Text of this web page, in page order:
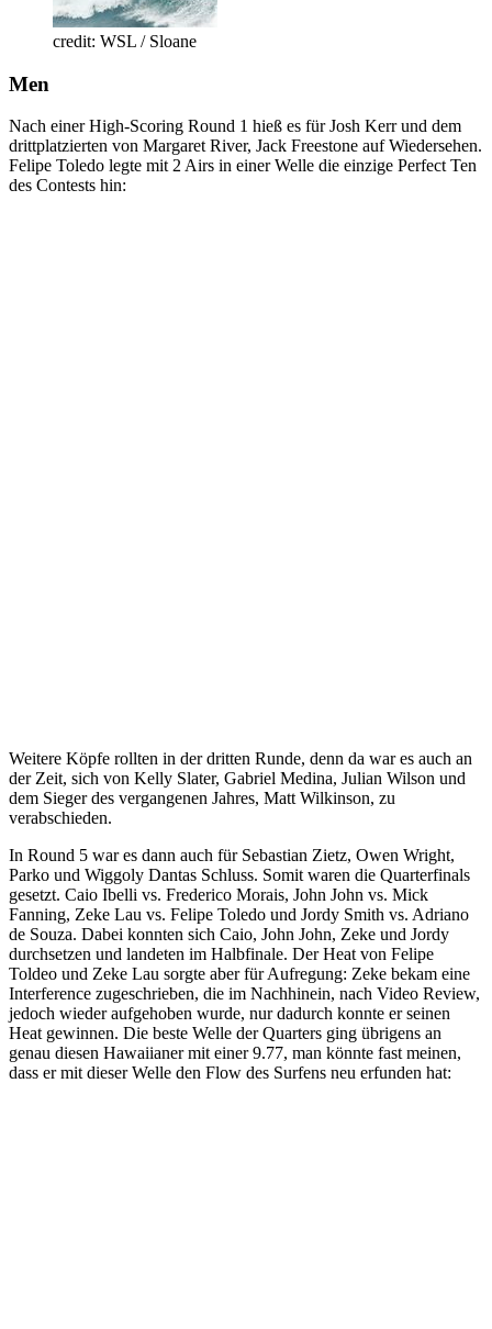
credit: WSL / Sloane
Men
Nach einer High-Scoring Round 1 hieß es für Josh Kerr und dem
drittplatzierten von Margaret River, Jack Freestone auf Wiedersehen.
Felipe Toledo legte mit 2 Airs in einer Welle die einzige Perfect Ten
des Contests hin:
Weitere Köpfe rollten in der dritten Runde, denn da war es auch an
der Zeit, sich von Kelly Slater, Gabriel Medina, Julian Wilson und
dem Sieger des vergangenen Jahres, Matt Wilkinson, zu
verabschieden.
In Round 5 war es dann auch für Sebastian Zietz, Owen Wright,
Parko und Wiggoly Dantas Schluss. Somit waren die Quarterfinals
gesetzt. Caio Ibelli vs. Frederico Morais, John John vs. Mick
Fanning, Zeke Lau vs. Felipe Toledo und Jordy Smith vs. Adriano
de Souza. Dabei konnten sich Caio, John John, Zeke und Jordy
durchsetzen und landeten im Halbfinale. Der Heat von Felipe
Toldeo und Zeke Lau sorgte aber für Aufregung: Zeke bekam eine
Interference zugeschrieben, die im Nachhinein, nach Video Review,
jedoch wieder aufgehoben wurde, nur dadurch konnte er seinen
Heat gewinnen. Die beste Welle der Quarters ging übrigens an
genau diesen Hawaiianer mit einer 9.77, man könnte fast meinen,
dass er mit dieser Welle den Flow des Surfens neu erfunden hat: